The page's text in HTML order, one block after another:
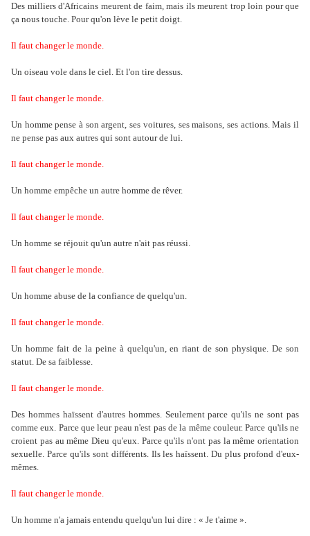
Des milliers d'Africains meurent de faim, mais ils meurent trop loin pour que
ça nous touche. Pour qu'on lève le petit doigt.
Il faut changer le monde.
Un oiseau vole dans le ciel. Et l'on tire dessus.
Il faut changer le monde.
Un homme pense à son argent, ses voitures, ses maisons, ses actions. Mais il
ne pense pas aux autres qui sont autour de lui.
Il faut changer le monde.
Un homme empêche un autre homme de rêver.
Il faut changer le monde.
Un homme se réjouit qu'un autre n'ait pas réussi.
Il faut changer le monde.
Un homme abuse de la confiance de quelqu'un.
Il faut changer le monde.
Un homme fait de la peine à quelqu'un, en riant de son physique. De son
statut. De sa faiblesse.
Il faut changer le monde.
Des hommes haïssent d'autres hommes. Seulement parce qu'ils ne sont pas
comme eux. Parce que leur peau n'est pas de la même couleur. Parce qu'ils ne
croient pas au même Dieu qu'eux. Parce qu'ils n'ont pas la même orientation
sexuelle. Parce qu'ils sont différents. Ils les haïssent. Du plus profond d'eux-
mêmes.
Il faut changer le monde.
Un homme n'a jamais entendu quelqu'un lui dire : « Je t'aime ».